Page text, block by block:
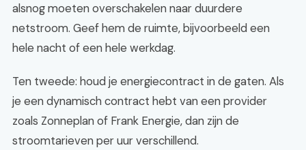
alsnog moeten overschakelen naar duurdere
netstroom. Geef hem de ruimte, bijvoorbeeld een
hele nacht of een hele werkdag.
Ten tweede: houd je energiecontract in de gaten. Als
je een dynamisch contract hebt van een provider
zoals Zonneplan of Frank Energie, dan zijn de
stroomtarieven per uur verschillend.